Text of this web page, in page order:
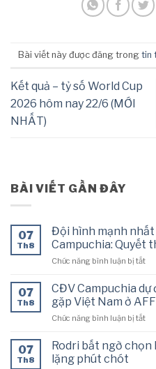
Bài viết này được đăng trong tin
Kết quả – tỷ số World Cup
2026 hôm nay 22/6 (MỚI
NHẤT)
BÀI VIẾT GẦN ĐÂY
07
Th8
Đội hình mạnh
Campuchia: Quyết
Chức năng bình luận bị tắtở
ĐT
07
Th8
CĐV Campuchia
gặp Việt Nam ở
Chức năng bình luận bị tắtở
07
Th8
Rodri bất ngờ chọn
lặng phút chót